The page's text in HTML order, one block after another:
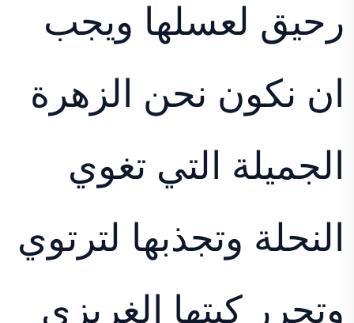
رحيق لعسلها ويجب
ان نكون نحن الزهرة
الجميلة التي تغوي
النحلة وتجذبها لترتوي
وتحرر كبتها الغريزي